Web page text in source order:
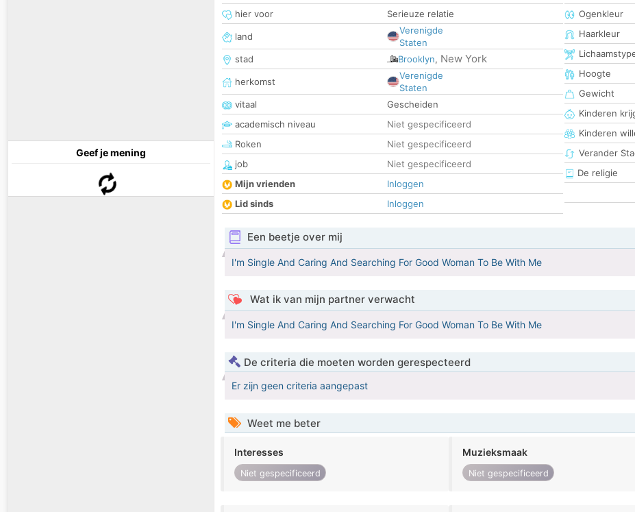
Geef je mening
hier voor
Serieuze relatie
land
Verenigde
Staten
stad
Brooklyn, New York
herkomst
Verenigde
Staten
vitaal
Gescheiden
academisch niveau
Niet gespecificeerd
Roken
Niet gespecificeerd
job
Niet gespecificeerd
Mijn vrienden
Inloggen
Lid sinds
Inloggen
Ogenkleur
Haarkleur
Hoogte
Gewicht
Kinderen
Kinderen
Verander
De religie
Een beetje over mij
I'm Single And Caring And Searching For Good Woman To Be With Me
Wat ik van mijn partner verwacht
I'm Single And Caring And Searching For Good Woman To Be With Me
De criteria die moeten worden gerespecteerd
Er zijn geen criteria aangepast
Weet me beter
Interesses
Niet gespecificeerd
Muzieksmaak
Niet gespecificeerd